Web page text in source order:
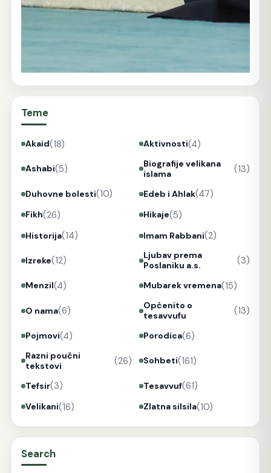
Teme
Akaid(18) Aktivnosti(4)
Ashabi(5)
Biografije velikana
islama
(13)
Duhovne bolesti(10) Edeb i Ahlak(47)
Fikh(26) Hikaje(5)
Historija(14) Imam Rabbani(2)
Izreke(12)
Ljubav prema
Poslaniku a.s.
(3)
Menzil(4) Mubarek vremena(15)
O nama(6)
Općenito o
tesavvufu
(13)
Pojmovi(4) Porodica(6)
Razni poučni
tekstovi
(26) Sohbeti(161)
Tefsir(3) Tesavvuf(61)
Velikani(16) Zlatna silsila(10)
Search